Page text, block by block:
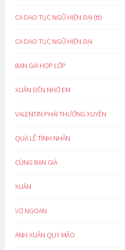
CA DAO TỤC NGỮ HIỆN ĐẠI (tt)
CA DAO TỤC NGỮ HIỆN ĐẠI
BẠN GIÀ HỌP LỚP
XUÂN ĐẾN NHỚ EM
VALENTIN PHẢI THƯỜNG XUYÊN
QUÀ LỄ TÌNH NHÂN
CÙNG BẠN GIÀ
XUÂN
VỢ NGOAN
ÁNH XUÂN QUÝ MÃO